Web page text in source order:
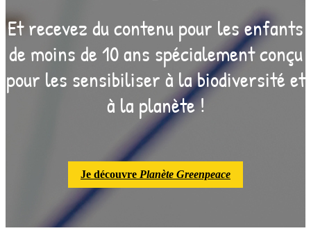
Et recevez du contenu pour les enfants
de moins de 10 ans spécialement conçu
pour les sensibiliser à la biodiversité et
à la planète !
Je découvre Planète Greenpeace